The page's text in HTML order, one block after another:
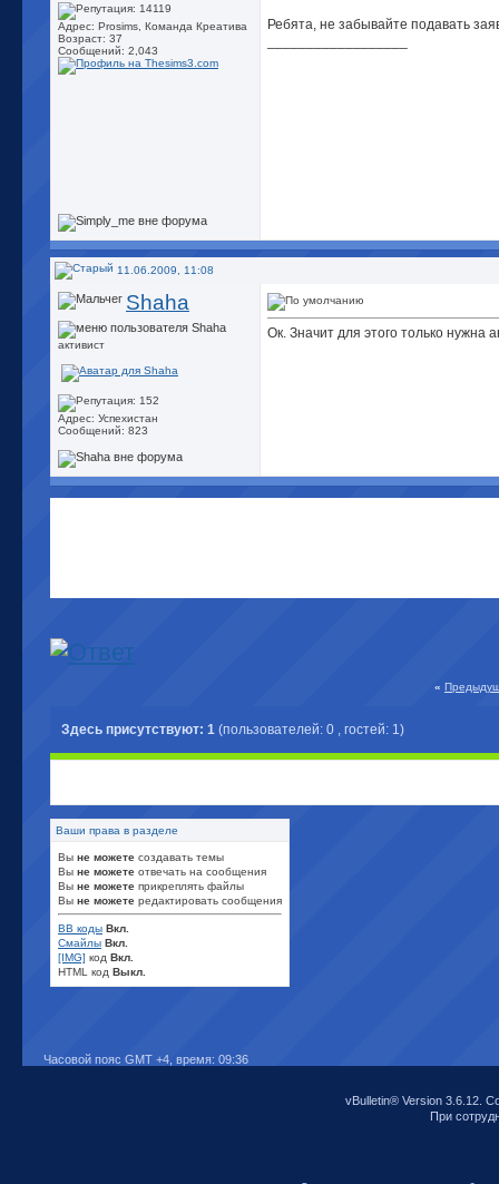
Адрес: Prosims, Команда Креатива
Возраст: 37
Сообщений: 2,043
Ребята, не забывайте подавать
11.06.2009, 11:08
Shaha
активист
Адрес: Успехистан
Сообщений: 823
Ок. Значит для этого только нужна
«
Здесь присутствуют: 1 (пользователей: 0 , гостей: 1)
Ваши права в разделе
Вы не можете создавать темы
Вы не можете отвечать на сообщения
Вы не можете прикреплять файлы
Вы не можете редактировать сообщения
BB коды Вкл.
Смайлы Вкл.
[IMG] код Вкл.
HTML код Выкл.
Часовой пояс GMT +4, время: 09:36
vBulletin® Version 3.6.12.
При